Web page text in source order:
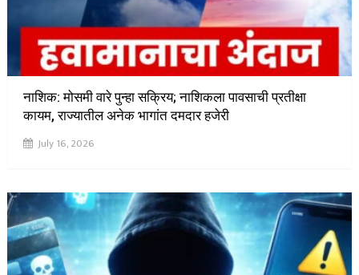
नाशिक: मोसमी वारे पुन्हा सक्रिय; नाशिकला पावसाची प्रतीक्षा
कायम, राज्यातील अनेक भागांत दमदार हजेरी
July 16, 2026